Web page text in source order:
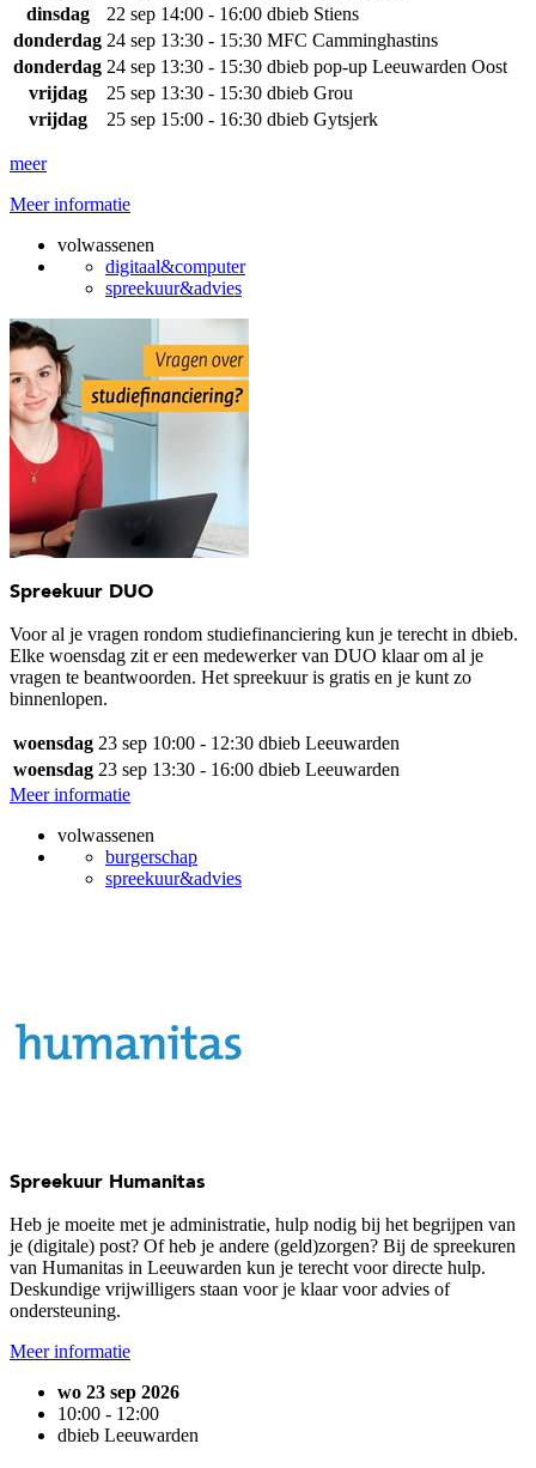
dinsdag
22 sep 14:00 - 16:00 dbieb Stiens
donderdag 24 sep 13:30 - 15:30 MFC Camminghastins
donderdag 24 sep 13:30 - 15:30 dbieb pop-up Leeuwarden Oost
vrijdag
25 sep 13:30 - 15:30 dbieb Grou
vrijdag
25 sep 15:00 - 16:30 dbieb Gytsjerk
meer
Meer informatie
volwassenen
digitaal&computer
spreekuur&advies
Spreekuur DUO
Voor al je vragen rondom studiefinanciering kun je terecht in dbieb.
Elke woensdag zit er een medewerker van DUO klaar om al je
vragen te beantwoorden. Het spreekuur is gratis en je kunt zo
binnenlopen.
woensdag 23 sep 10:00 - 12:30 dbieb Leeuwarden
woensdag 23 sep 13:30 - 16:00 dbieb Leeuwarden
Meer informatie
volwassenen
burgerschap
spreekuur&advies
Spreekuur Humanitas
Heb je moeite met je administratie, hulp nodig bij het begrijpen van
je (digitale) post? Of heb je andere (geld)zorgen? Bij de spreekuren
van Humanitas in Leeuwarden kun je terecht voor directe hulp.
Deskundige vrijwilligers staan voor je klaar voor advies of
ondersteuning.
Meer informatie
wo 23 sep 2026
10:00 - 12:00
dbieb Leeuwarden